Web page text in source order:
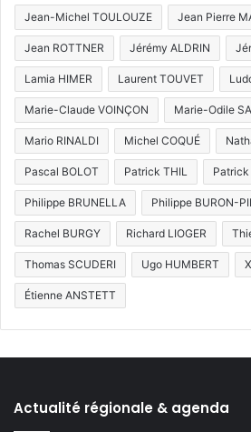
Jean-Michel TOULOUZE Jean Pierre
Jean ROTTNER Jérémy ALDRIN
Lamia HIMER Laurent TOUVET
Marie-Claude VOINÇON Marie-Odile
Mario RINALDI Michel COQUÉ
Pascal BOLOT Patrick THIL Patrick
Philippe BRUNELLA Philippe BURON-
Rachel BURGY Richard LIOGER
Thomas SCUDERI Ugo HUMBERT
Étienne ANSTETT
Actualité régionale & agenda